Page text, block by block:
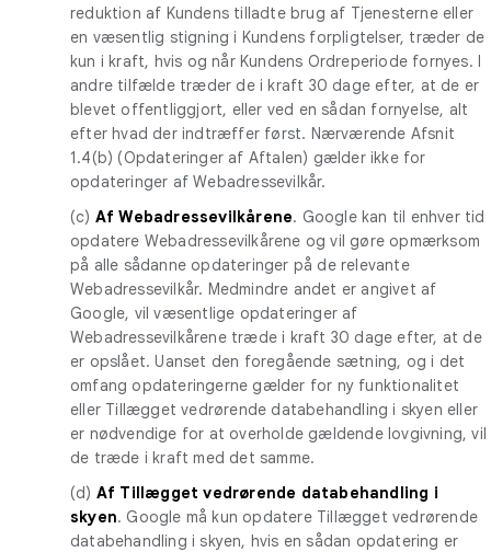
reduktion af Kundens tilladte brug af Tjenesterne eller
en væsentlig stigning i Kundens forpligtelser, træder de
kun i kraft, hvis og når Kundens Ordreperiode fornyes. I
andre tilfælde træder de i kraft 30 dage efter, at de er
blevet offentliggjort, eller ved en sådan fornyelse, alt
efter hvad der indtræffer først. Nærværende Afsnit
1.4(b) (Opdateringer af Aftalen) gælder ikke for
opdateringer af Webadressevilkår.
(c) Af Webadressevilkårene. Google kan til enhver tid
opdatere Webadressevilkårene og vil gøre opmærksom
på alle sådanne opdateringer på de relevante
Webadressevilkår. Medmindre andet er angivet af
Google, vil væsentlige opdateringer af
Webadressevilkårene træde i kraft 30 dage efter, at de
er opslået. Uanset den foregående sætning, og i det
omfang opdateringerne gælder for ny funktionalitet
eller Tillægget vedrørende databehandling i skyen eller
er nødvendige for at overholde gældende lovgivning, vil
de træde i kraft med det samme.
(d) Af Tillægget vedrørende databehandling i
skyen. Google må kun opdatere Tillægget vedrørende
databehandling i skyen, hvis en sådan opdatering er